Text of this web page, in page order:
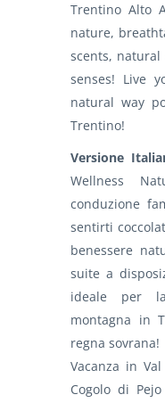
Trentino Alto
nature,
scents,
senses! Live
natural way
Trentino!
Versione
Wellness
conduzione
sentirti
benessere
suite a
ideale per
montagna in
regna sovrana!
Vacanza in
Cogolo di